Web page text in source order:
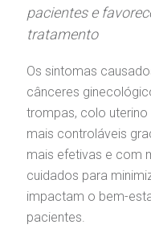
de
in antecipado
de exames
de Exames
SAC
A BP conta com você para
atendimento e dos serviços
A Ouvidoria e SAC são canais
suas dúvidas, registrar suas
relacionados ao nosso
Horário de atendimento: 2ª a
(11)3505-1000
Saiba
Endereço:
e Pesquisa
do médico
de conduta
de atendimento
de Infarto SUS
de Visita
de Oncologia e
de Excelência
pacientes e
tratamento
Os sintomas
cânceres
trompas, colo
mais controláveis
mais efetivas e com
cuidados para
impactam o bem-
pacientes.